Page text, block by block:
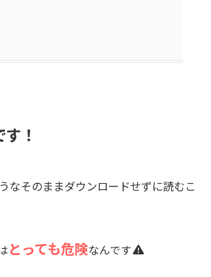
！
なそのままダウンロードせずに読むこ
とっても危険なんです